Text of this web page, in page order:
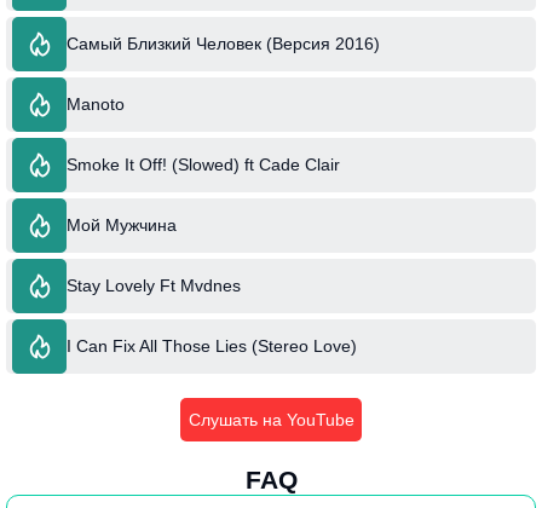
Самый Близкий Человек (Версия 2016)
Manoto
Smoke It Off! (Slowed) ft Cade Clair
Мой Мужчина
Stay Lovely Ft Mvdnes
I Can Fix All Those Lies (Stereo Love)
Слушать на YouTube
FAQ